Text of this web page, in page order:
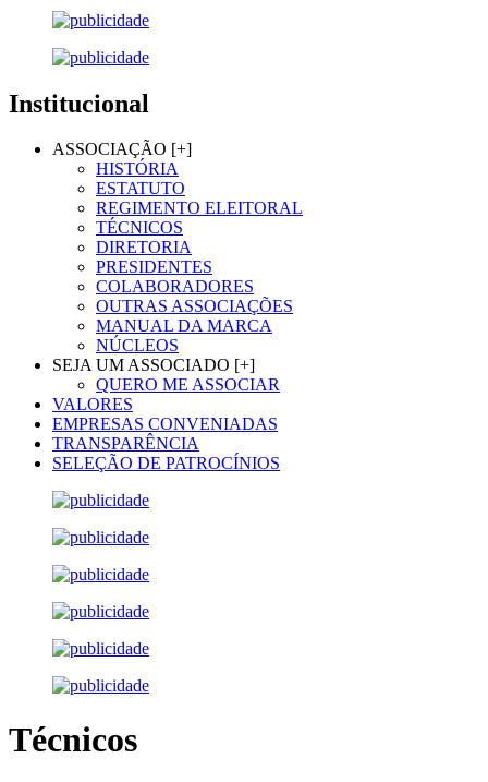
Institucional
ASSOCIAÇÃO [+]
HISTÓRIA
ESTATUTO
REGIMENTO ELEITORAL
TÉCNICOS
DIRETORIA
PRESIDENTES
COLABORADORES
OUTRAS ASSOCIAÇÕES
MANUAL DA MARCA
NÚCLEOS
SEJA UM ASSOCIADO [+]
QUERO ME ASSOCIAR
VALORES
EMPRESAS CONVENIADAS
TRANSPARÊNCIA
SELEÇÃO DE PATROCÍNIOS
Técnicos